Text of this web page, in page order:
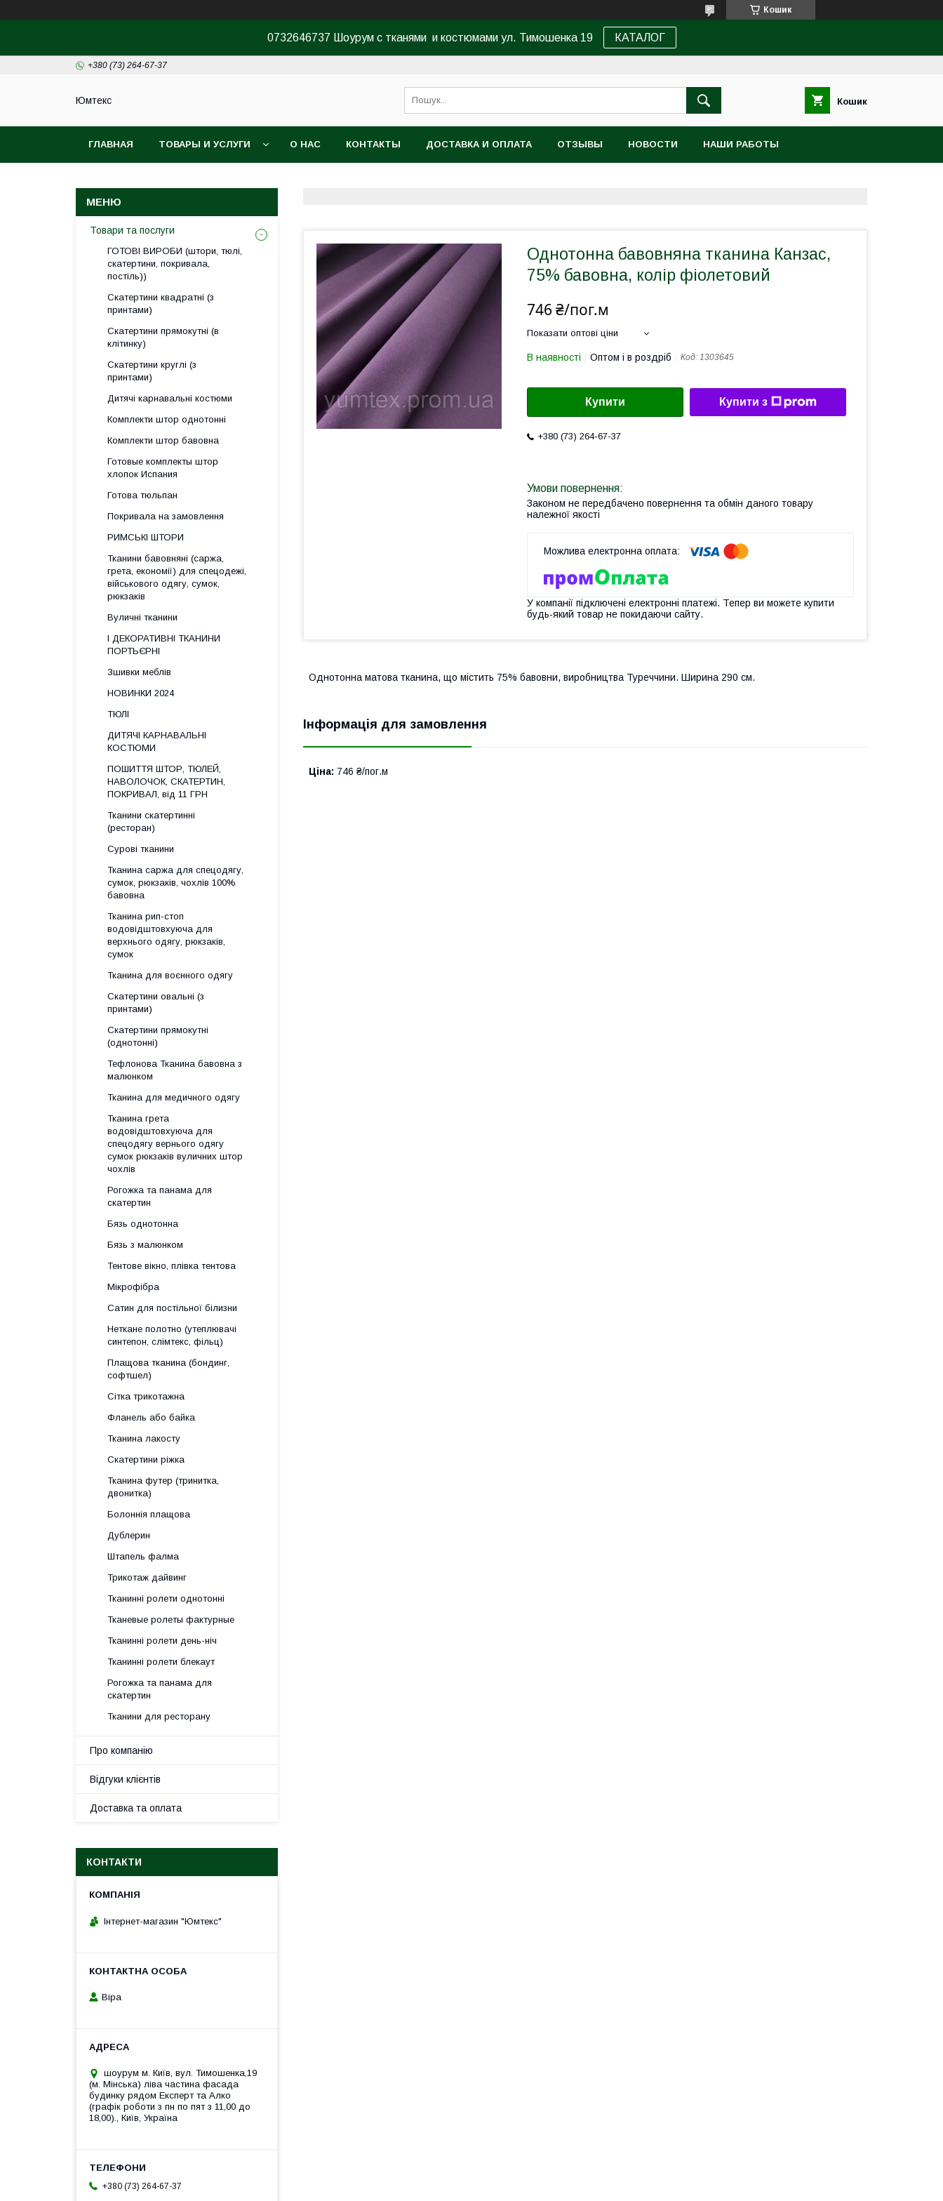
Кошик
0732646737 Шоурум с тканями и костюмами ул. Тимошенка 19 КАТАЛОГ
+380 (73) 264-67-37
Юмтекс Кошик
ГЛАВНАЯ ТОВАРЫ И УСЛУГИ О НАС КОНТАКТЫ ДОСТАВКА И ОПЛАТА ОТЗЫВЫ НОВОСТИ НАШИ РАБОТЫ
Однотонна бавовняна тканина Канзас,
75% бавовна, колір фіолетовий
746 ₴/пог.м
Показати оптові ціни
В наявності Оптом і в роздріб Код: 1303645
Купити Купити з
+380 (73) 264-67-37
Законом не передбачено повернення та обмін даного товару
належної якості
У компанії підключені електронні платежі. Тепер ви можете купити
будь-який товар не покидаючи сайту.
Однотонна матова тканина, що містить 75% бавовни, виробництва Туреччини. Ширина 290 см.
Інформація для замовлення
Ціна: 746 ₴/пог.м
Товари та послуги
ГОТОВІ ВИРОБИ (штори, тюлі,
скатертини, покривала,
постіль))
Скатертини квадратні (з
принтами)
Скатертини прямокутні (в
клітинку)
Скатертини круглі (з
принтами)
Дитячі карнавальні костюми
Комплекти штор однотонні
Комплекти штор бавовна
Готовые комплекты штор
хлопок Испания
Готова тюльпан
Покривала на замовлення
РИМСЬКІ ШТОРИ
Тканини бавовняні (саржа,
грета, економії) для спецодежі,
військового одягу, сумок,
рюкзаків
Вуличні тканини
І ДЕКОРАТИВНІ ТКАНИНИ
ПОРТЬЄРНІ
Зшивки меблів
НОВИНКИ 2024
ТЮЛІ
ДИТЯЧІ КАРНАВАЛЬНІ
КОСТЮМИ
ПОШИТТЯ ШТОР, ТЮЛЕЙ,
НАВОЛОЧОК, СКАТЕРТИН,
ПОКРИВАЛ, від 11 ГРН
Тканини скатертинні
(ресторан)
Сурові тканини
Тканина саржа для спецодягу,
сумок, рюкзаків, чохлів 100%
бавовна
Тканина рип-стоп
водовідштовхуюча для
верхнього одягу, рюкзаків,
сумок
Тканина для воєнного одягу
Скатертини овальні (з
принтами)
Скатертини прямокутні
(однотонні)
Тефлонова Тканина бавовна з
малюнком
Тканина для медичного одягу
Тканина грета
водовідштовхуюча для
спецодягу вернього одягу
сумок рюкзаків вуличних штор
чохлів
Рогожка та панама для
скатертин
Бязь однотонна
Бязь з малюнком
Тентове вікно, плівка тентова
Мікрофібра
Сатин для постільної білизни
Неткане полотно (утеплювачі
синтепон, слімтекс, фільц)
Плащова тканина (бондинг,
софтшел)
Сітка трикотажна
Фланель або байка
Тканина лакосту
Скатертини ріжка
Тканина футер (тринитка,
двонитка)
Болоннія плащова
Дублерин
Штапель фалма
Трикотаж дайвинг
Тканинні ролети однотонні
Тканевые ролеты фактурные
Тканинні ролети день-ніч
Тканинні ролети блекаут
Рогожка та панама для
скатертин
Тканини для ресторану
Про компанію
Відгуки клієнтів
Доставка та оплата
КОНТАКТИ
Інтернет-магазин "Юмтекс"
Віра
шоурум м. Київ, вул. Тимошенка,19
(м. Мінська) ліва частина фасада
будинку рядом Експерт та Алко
(графік роботи з пн по пят з 11,00 до
18,00)., Київ, Україна
+380 (73) 264-67-37